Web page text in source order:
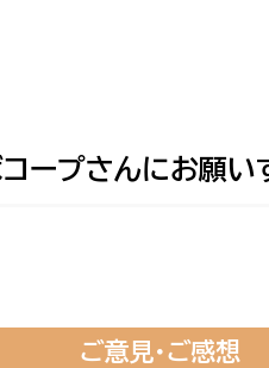
ープさんにお願い
ご意見・ご感想